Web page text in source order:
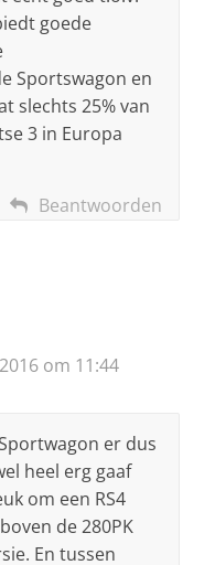
goede
Sportswagon en
slechts 25% van
3 in Europa
Beantwoorden
om 11:44
er dus
heel erg gaaf
om een RS4
de 280PK
En tussen